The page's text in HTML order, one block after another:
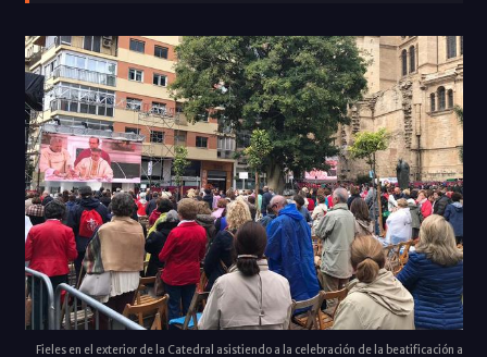
Fieles en el exterior de la Catedral asistiendo a la celebración de la beatificación a